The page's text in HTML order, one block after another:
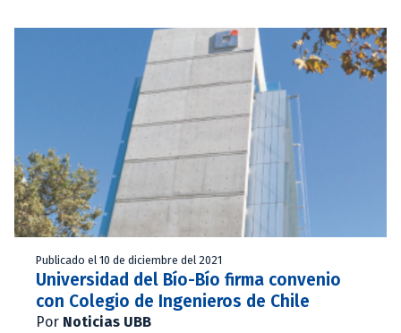
Publicado el 10 de diciembre del 2021
Universidad del Bío-Bío firma convenio
con Colegio de Ingenieros de Chile
Por Noticias UBB